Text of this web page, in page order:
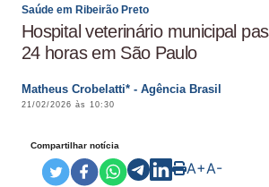
Saúde em Ribeirão Preto
Hospital veterinário municipal
24 horas em São Paulo
Matheus Crobelatti* - Agência Brasil
21/02/2026 às 10:30
Compartilhar notícia
A+A-